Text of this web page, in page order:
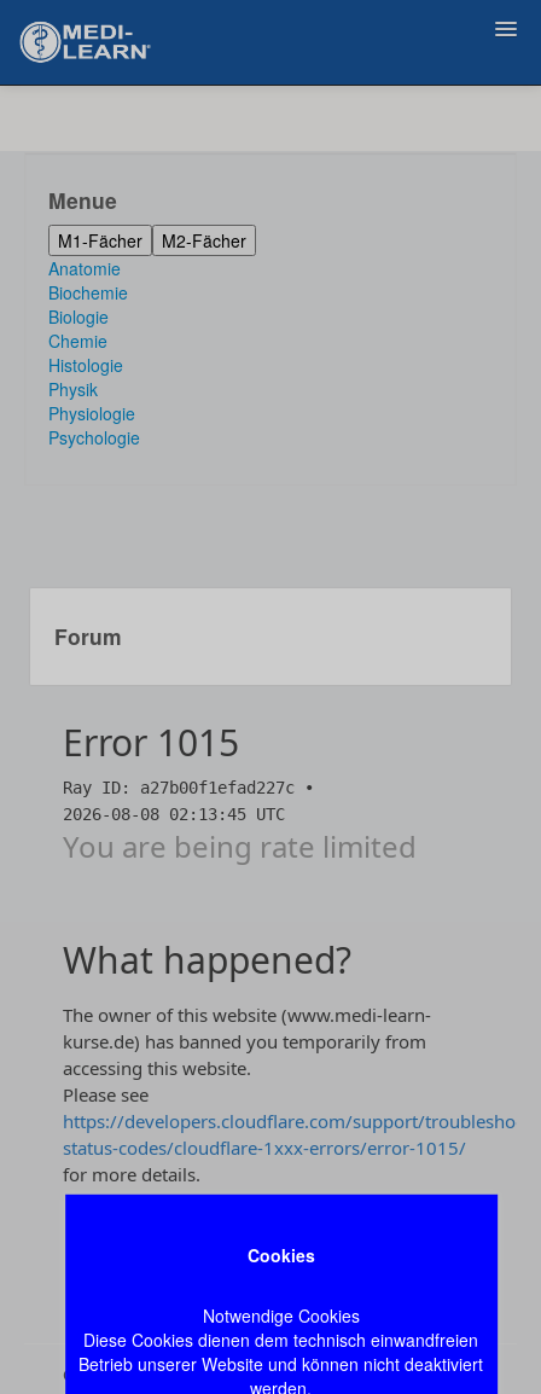
Cookies
Notwendige Cookies
Diese Cookies dienen dem technisch einwandfreien
Betrieb unserer Website und können nicht deaktiviert
werden.
Menue
M1-Fächer
M2-Fächer
Anatomie
Biochemie
Biologie
Chemie
Histologie
Physik
Physiologie
Psychologie
Forum